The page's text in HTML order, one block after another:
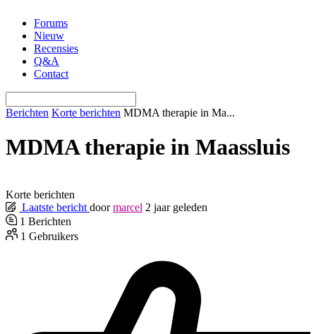
naar
inhoud
Forums
Nieuw
Recensies
Q&A
Contact
Berichten Korte berichten MDMA therapie in Ma...
MDMA therapie in Maassluis
Korte berichten
Laatste bericht door marcel 2 jaar geleden
1 Berichten
1 Gebruikers